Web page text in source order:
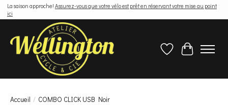
La saison approche! Assurez-vous que votre vélo est prêt en réservant votre mise au point
ici
Liste de souhaits
Panier
Accueil / COMBO CLICK USB Noir